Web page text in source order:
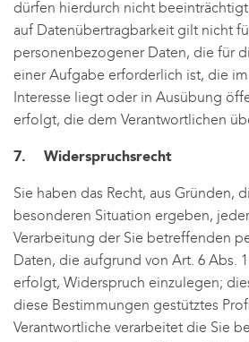
dürfen hierdurch nicht beeinträchtigt
auf Datenübertragbarkeit gilt nicht
personenbezogener Daten, die für
einer Aufgabe erforderlich ist, die
Interesse liegt oder in Ausübung
erfolgt, die dem Verantwortlichen
7. Widerspruchsrecht
Sie haben das Recht, aus Gründen,
besonderen Situation ergeben,
Verarbeitung der Sie betreffenden
Daten, die aufgrund von Art. 6 Abs.
erfolgt, Widerspruch einzulegen;
diese Bestimmungen gestütztes
Verantwortliche verarbeitet die Sie